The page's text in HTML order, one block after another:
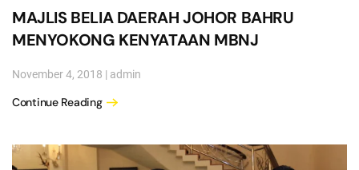
MAJLIS BELIA DAERAH JOHOR BAHRU
MENYOKONG KENYATAAN MBNJ
November 4, 2018 | admin
Continue Reading